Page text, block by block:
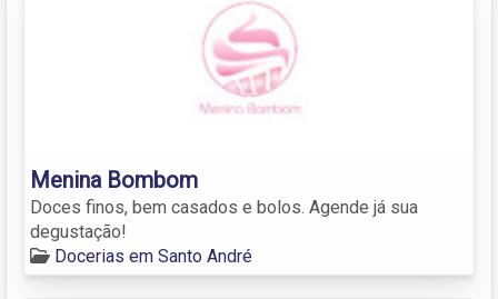
Menina Bombom
Doces finos, bem casados e bolos. Agende já sua
degustação!
Docerias em Santo André